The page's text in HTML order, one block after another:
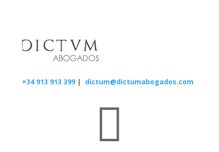
+34 913 913 399| dictum@dictumabogados.com
